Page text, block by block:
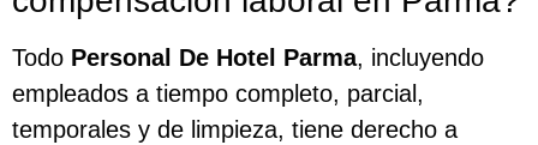
Todo Personal De Hotel Parma, incluyendo
empleados a tiempo completo, parcial,
temporales y de limpieza, tiene derecho a